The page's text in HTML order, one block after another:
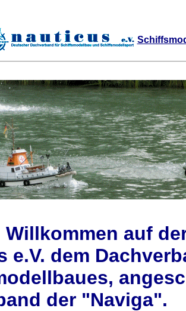
Willkommen auf
e.V. dem
der "Naviga".